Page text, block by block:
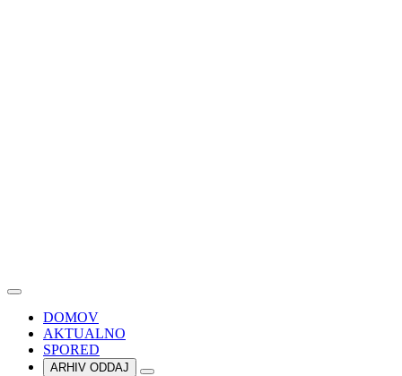
DOMOV
AKTUALNO
SPORED
ARHIV ODDAJ